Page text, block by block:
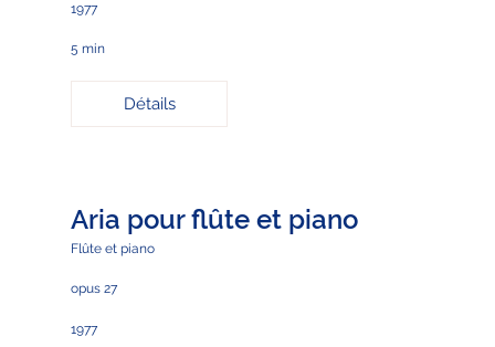
1977
5 min
Détails
Aria pour flûte et piano
Flûte et piano
opus 27
1977